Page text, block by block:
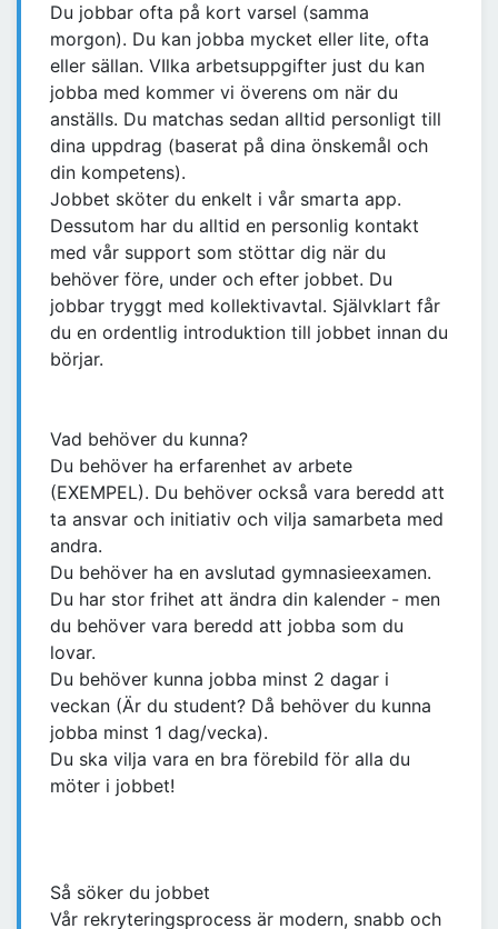
Du jobbar ofta på kort varsel (samma
morgon). Du kan jobba mycket eller lite, ofta
eller sällan. VIlka arbetsuppgifter just du kan
jobba med kommer vi överens om när du
anställs. Du matchas sedan alltid personligt till
dina uppdrag (baserat på dina önskemål och
din kompetens).
Jobbet sköter du enkelt i vår smarta app.
Dessutom har du alltid en personlig kontakt
med vår support som stöttar dig när du
behöver före, under och efter jobbet. Du
jobbar tryggt med kollektivavtal. Självklart får
du en ordentlig introduktion till jobbet innan du
börjar.
Vad behöver du kunna?
Du behöver ha erfarenhet av arbete
(EXEMPEL). Du behöver också vara beredd att
ta ansvar och initiativ och vilja samarbeta med
andra.
Du behöver ha en avslutad gymnasieexamen.
Du har stor frihet att ändra din kalender - men
du behöver vara beredd att jobba som du
lovar.
Du behöver kunna jobba minst 2 dagar i
veckan (Är du student? Då behöver du kunna
jobba minst 1 dag/vecka).
Du ska vilja vara en bra förebild för alla du
möter i jobbet!
Så söker du jobbet
Vår rekryteringsprocess är modern, snabb och